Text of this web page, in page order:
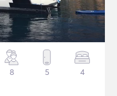
8 5 4